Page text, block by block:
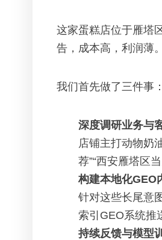
这家蛋糕店位于雁塔
告，成本高，利润薄。
我们首先做了三件事：
深度调研业务与
店铺主打动物奶
荐”“西安雁塔区当
构建本地化GEO
针对这些长尾意
索引GEO系统推
持续反馈与模型